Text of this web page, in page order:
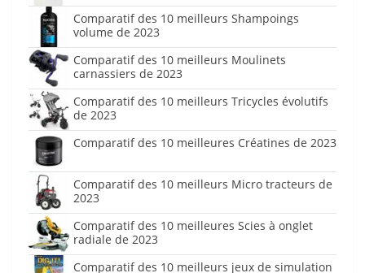
Comparatif des 10 meilleurs Shampoings
volume de 2023
Comparatif des 10 meilleurs Moulinets
carnassiers de 2023
Comparatif des 10 meilleurs Tricycles évolutifs
de 2023
Comparatif des 10 meilleures Créatines de 2023
Comparatif des 10 meilleurs Micro tracteurs de
2023
Comparatif des 10 meilleures Scies à onglet
radiale de 2023
Comparatif des 10 meilleurs jeux de simulation